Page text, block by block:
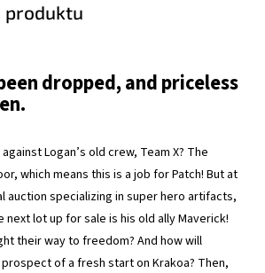
produktu
dropped, and priceless
Logan’s old crew, Team X? The
which means this is a job for Patch! But at
auction specializing in super hero artifacts,
next lot up for sale is his old ally Maverick!
their way to freedom? And how will
of a fresh start on Krakoa? Then,